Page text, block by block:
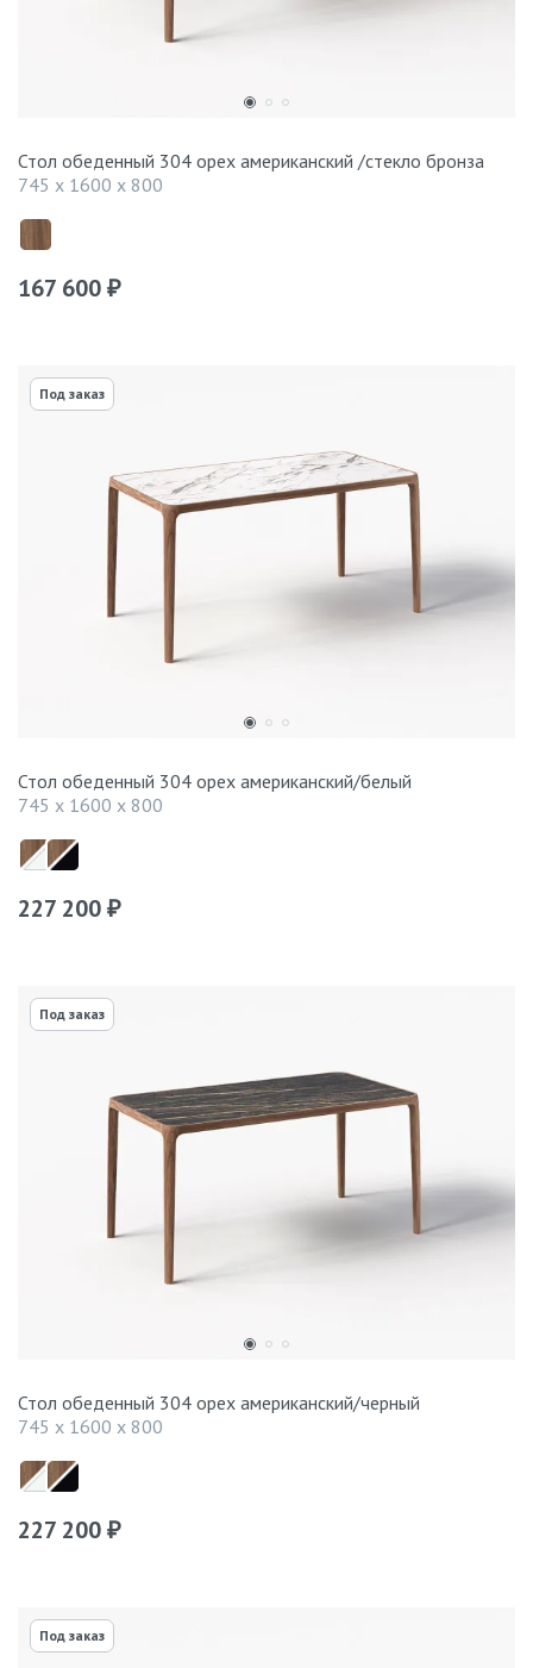
Стол обеденный 304 орех американский /стекло бронза
745 x 1600 x 800
167 600 ₽
Под заказ
Стол обеденный 304 орех американский/белый
745 x 1600 x 800
227 200 ₽
Под заказ
Стол обеденный 304 орех американский/черный
745 x 1600 x 800
227 200 ₽
Под заказ